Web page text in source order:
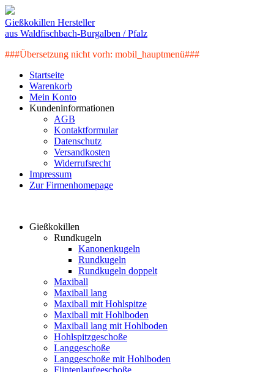
Gießkokillen Hersteller
aus Waldfischbach-Burgalben / Pfalz
###Übersetzung nicht vorh: mobil_hauptmenü###
Startseite
Warenkorb
Mein Konto
Kundeninformationen
AGB
Kontaktformular
Datenschutz
Versandkosten
Widerrufsrecht
Impressum
Zur Firmenhomepage
Gießkokillen
Rundkugeln
Kanonenkugeln
Rundkugeln
Rundkugeln doppelt
Maxiball
Maxiball lang
Maxiball mit Hohlspitze
Maxiball mit Hohlboden
Maxiball lang mit Hohlboden
Hohlspitzgeschoße
Langgeschoße
Langgeschoße mit Hohlboden
Flintenlaufgeschoße